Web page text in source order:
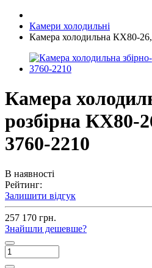
Камери холодильні
Камера холодильна КХ80-
Камера
розбірна КХ80-
3760-2210
В наявності
Рейтинг:
Залишити відгук
257 170 грн.
Знайшли дешевше?